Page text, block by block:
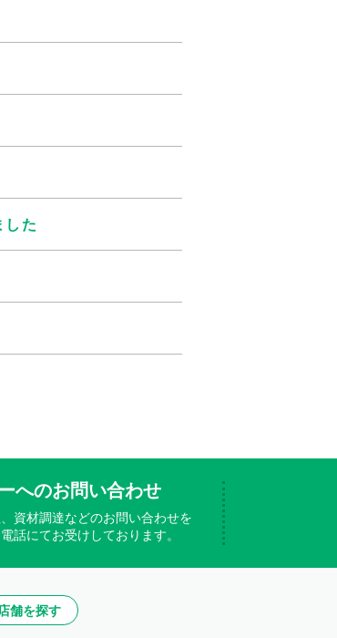
した
へのお問い合わせ
資材調達などのお問い合わせを
話にてお受けしております。
舗を探す